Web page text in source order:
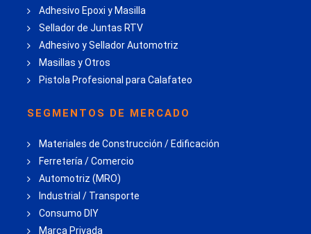
Adhesivo Epoxi y Masilla
Sellador de Juntas RTV
Adhesivo y Sellador Automotriz
Masillas y Otros
Pistola Profesional para Calafateo
SEGMENTOS DE MERCADO
Materiales de Construcción / Edificación
Ferretería / Comercio
Automotriz (MRO)
Industrial / Transporte
Consumo DIY
Marca Privada